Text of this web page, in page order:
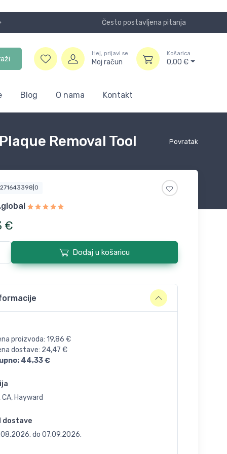
Često postavljena pitanja
Hej, prijavi se
Moj račun
Košarica
0,00 €
Blog O nama Kontakt
Povratak
Removal Tool
€
Dodaj u košaricu
proizvoda: 19,86 €
dostave: 24,47 €
44,33€
CA, Hayward
dostave
do 07.09.2026.